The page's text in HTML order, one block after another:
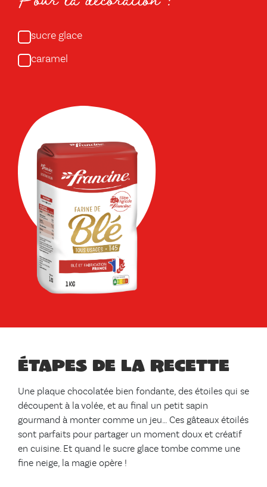
sucre glace
caramel
Étapes de la recette
Une plaque chocolatée bien fondante, des étoiles qui se
découpent à la volée, et au final un petit sapin
gourmand à monter comme un jeu… Ces gâteaux étoilés
sont parfaits pour partager un moment doux et créatif
en cuisine. Et quand le sucre glace tombe comme une
fine neige, la magie opère !